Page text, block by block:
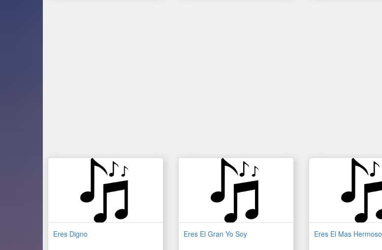
Eres Digno Eres El Gran Yo Soy Eres El Mas Hermoso